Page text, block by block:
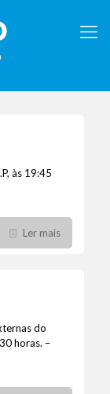
às 19:45
Ler mais
do
horas. –